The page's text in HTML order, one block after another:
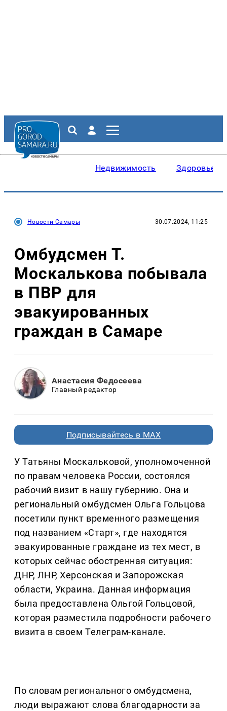
Недвижимость Здоровье
Новости Самары 30.07.2024, 11:25
Омбудсмен Т.
Москалькова побывала
в ПВР для
эвакуированных
граждан в Самаре
Анастасия Федосеева
Главный редактор
Подписывайтесь в MAX
У Татьяны Москальковой, уполномоченной
по правам человека России, состоялся
рабочий визит в нашу губернию. Она и
региональный омбудсмен Ольга Гольцова
посетили пункт временного размещения
под названием «Старт», где находятся
эвакуированные граждане из тех мест, в
которых сейчас обостренная ситуация:
ДНР, ЛНР, Херсонская и Запорожская
области, Украина. Данная информация
была предоставлена Ольгой Гольцовой,
которая разместила подробности рабочего
визита в своем Телеграм-канале.
По словам регионального омбудсмена,
люди выражают слова благодарности за